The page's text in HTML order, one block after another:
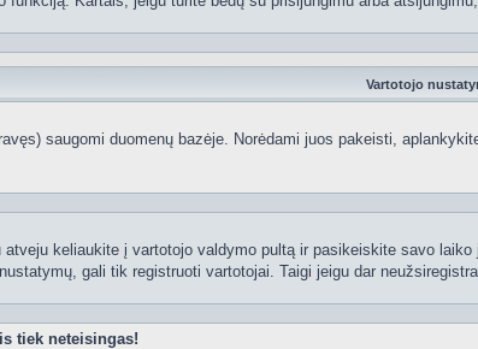
Vartotojo
saugomi duomenų bazėje. Norėdami juos pakeisti,
keliaukite į vartotojo valdymo pultą ir pasikeiskite savo
gali tik registruoti vartotojai. Taigi jeigu dar
tiek neteisingas!